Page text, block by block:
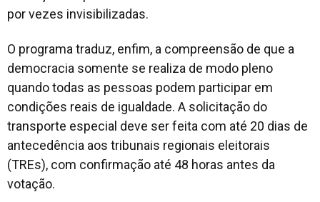
por vezes invisibilizadas.
O programa traduz, enfim, a compreensão de que a
democracia somente se realiza de modo pleno
quando todas as pessoas podem participar em
condições reais de igualdade. A solicitação do
transporte especial deve ser feita com até 20 dias de
antecedência aos tribunais regionais eleitorais
(TREs), com confirmação até 48 horas antes da
votação.